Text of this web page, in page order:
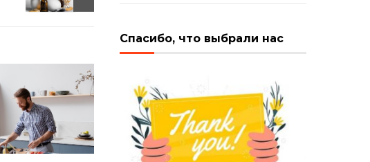
Спасибо, что выбрали нас